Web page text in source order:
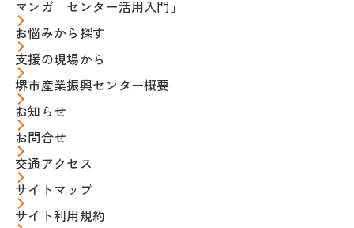
マンガ「センター活用入門」
お悩みから探す
支援の現場から
堺市産業振興センター概要
お知らせ
お問合せ
交通アクセス
サイトマップ
サイト利用規約